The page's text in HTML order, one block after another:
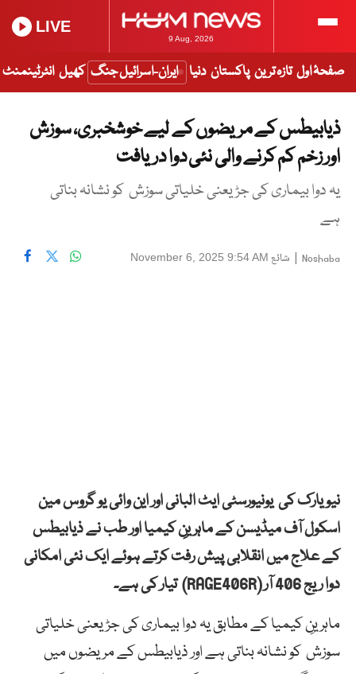
9 Aug, 2026
LIVE
صفحۂ اول تازہ ترین پاکستان دنیا ایران-اسرائیل جنگ کھیل انٹرٹینمنٹ
ذیابیطس کے مریضوں کے لیے خوشخبری، سوزش
اور زخم کم کرنے والی نئی دوا دریافت
یہ دوا بیماری کی جڑ یعنی خلیاتی سوزش کو نشانہ بناتی
ہے
Noshaba
| شائع November 6, 2025 9:54 AM
نیویارک کی یونیورسٹی ایٹ البانی اور این وائی یو گروس مین
اسکول آف میڈیسن کے ماہرینِ کیمیا اور طب نے ذیابیطس
کے علاج میں انقلابی پیش رفت کرتے ہوئے ایک نئی امکانی
دوا ریج 406 آر (RAGE406R) تیار کی ہے۔
ماہرینِ کیمیا کے مطابق یہ دوا بیماری کی جڑ یعنی خلیاتی
سوزش کو نشانہ بناتی ہے اور ذیابیطس کے مریضوں میں